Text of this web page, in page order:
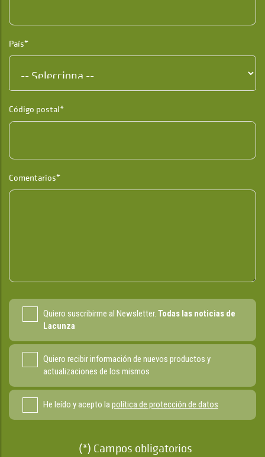
País*
Código postal*
Comentarios*
Quiero suscribirme al Newsletter. Todas las noticias de
Lacunza
Quiero recibir información de nuevos productos y
actualizaciones de los mismos
He leído y acepto lapolítica de protección de datos
(*) Campos obligatorios